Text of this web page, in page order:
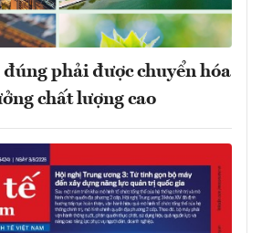
đúng phải được chuyển hóa
chất lượng cao